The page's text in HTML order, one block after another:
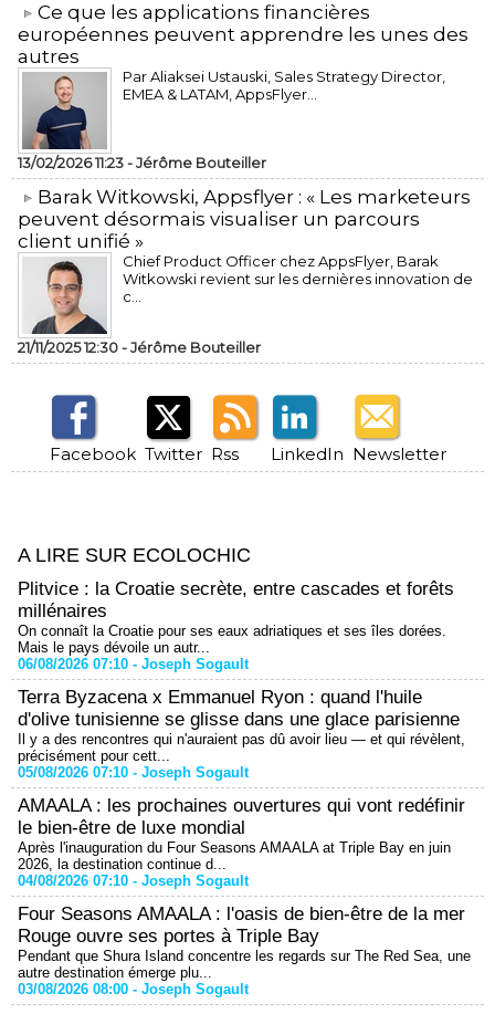
​Ce que les applications financières
européennes peuvent apprendre les unes des
autres
Par Aliaksei Ustauski, Sales Strategy Director,
EMEA & LATAM, AppsFlyer...
13/02/2026 11:23 -Jérôme Bouteiller
​Barak Witkowski, Appsflyer : « Les marketeurs
peuvent désormais visualiser un parcours
client unifié »
Chief Product Officer chez AppsFlyer, ​Barak
Witkowski revient sur les dernières innovation de
c...
21/11/2025 12:30 -Jérôme Bouteiller
Facebook Twitter Rss LinkedIn Newsletter
A LIRE SUR ECOLOCHIC
Plitvice : la Croatie secrète, entre cascades et forêts
millénaires
On connaît la Croatie pour ses eaux adriatiques et ses îles dorées.
Mais le pays dévoile un autr...
06/08/2026 07:10 - Joseph Sogault
Terra Byzacena x Emmanuel Ryon : quand l'huile
d'olive tunisienne se glisse dans une glace parisienne
Il y a des rencontres qui n'auraient pas dû avoir lieu — et qui révèlent,
précisément pour cett...
05/08/2026 07:10 - Joseph Sogault
AMAALA : les prochaines ouvertures qui vont redéfinir
le bien-être de luxe mondial
Après l'inauguration du Four Seasons AMAALA at Triple Bay en juin
2026, la destination continue d...
04/08/2026 07:10 - Joseph Sogault
Four Seasons AMAALA : l'oasis de bien-être de la mer
Rouge ouvre ses portes à Triple Bay
Pendant que Shura Island concentre les regards sur The Red Sea, une
autre destination émerge plu...
03/08/2026 08:00 - Joseph Sogault